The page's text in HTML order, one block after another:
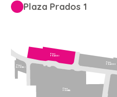
Plaza Prados 1